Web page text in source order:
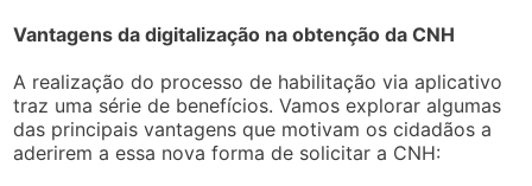
Vantagens da digitalização na obtenção da CNH
A realização do processo de habilitação via aplicativo
traz uma série de benefícios. Vamos explorar algumas
das principais vantagens que motivam os cidadãos a
aderirem a essa nova forma de solicitar a CNH: